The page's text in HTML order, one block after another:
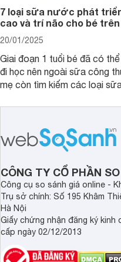
7 loại sữa nước phát
cao và trí não cho bé
20/01/2025
Giai đoạn 1 tuổi bé đã có
đi học nên ngoài sữa công
mẹ còn tìm kiếm các loại
trẻ. Dưới đây là 7 loại sữa
1 tuổi tốt mà mẹ bỉm nên lựa
CÔNG TY CỔ PHẦN
Công cụ so sánh giá online -
Trụ sở chính: Số 195 Khâm
Hà Nội
Giấy chứng nhận đăng ký kinh
cấp ngày 02/12/2013